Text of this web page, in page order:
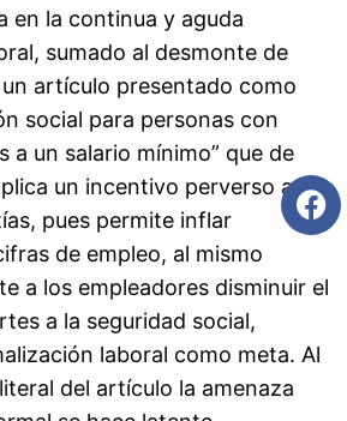
en la continua y aguda
sumado al desmonte de
artículo presentado como
social para personas con
a un salario mínimo” que de
un incentivo perverso a la
pues permite inflar
de empleo, al mismo
a los empleadores disminuir el
a la seguridad social,
laboral como meta. Al
del artículo la amenaza